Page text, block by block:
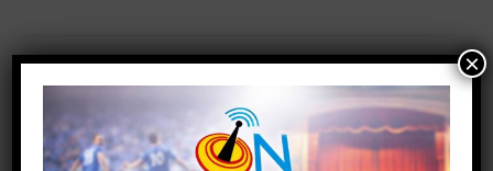
Facebook Twitter
×